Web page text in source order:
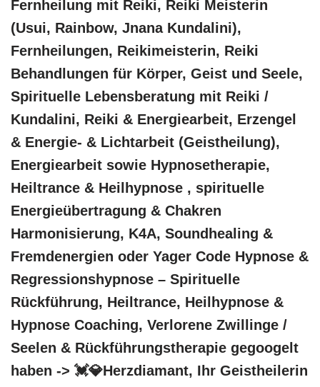
Fernheilung mit Reiki, Reiki Meisterin
(Usui, Rainbow, Jnana Kundalini),
Fernheilungen, Reikimeisterin, Reiki
Behandlungen für Körper, Geist und Seele,
Spirituelle Lebensberatung mit Reiki /
Kundalini, Reiki & Energiearbeit, Erzengel
& Energie- & Lichtarbeit (Geistheilung),
Energiearbeit sowie Hypnosetherapie,
Heiltrance & Heilhypnose , spirituelle
Energieübertragung & Chakren
Harmonisierung, K4A, Soundhealing &
Fremdenergien oder Yager Code Hypnose &
Regressionshypnose – Spirituelle
Rückführung, Heiltrance, Heilhypnose &
Hypnose Coaching, Verlorene Zwillinge /
Seelen & Rückführungstherapie gegoogelt
haben -> 💓️💎Herzdiamant, Ihr Geistheilerin